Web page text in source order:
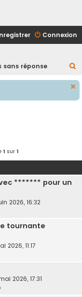
Connexion
sans réponse
e
1 sur1
******* pour un
2026, 16:32
tournante
2026, 11:17
2026, 17:31